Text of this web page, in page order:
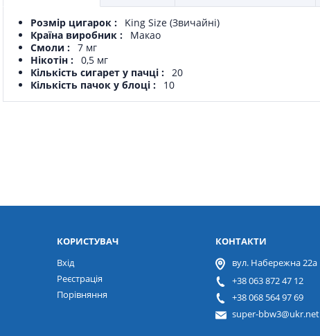
Розмір цигарок
King Size (Звичайні)
Країна виробник
Макао
Смоли
7 мг
Нікотін
0,5 мг
Кількість сигарет у пачці
20
Кількість пачок у блоці
10
КОРИСТУВАЧ
Вхід
Реєстрація
Порівняння
КОНТАКТИ
вул. Набережна 22а
+38 063 872 47 12
+38 068 564 97 69
super-bbw3@ukr.net